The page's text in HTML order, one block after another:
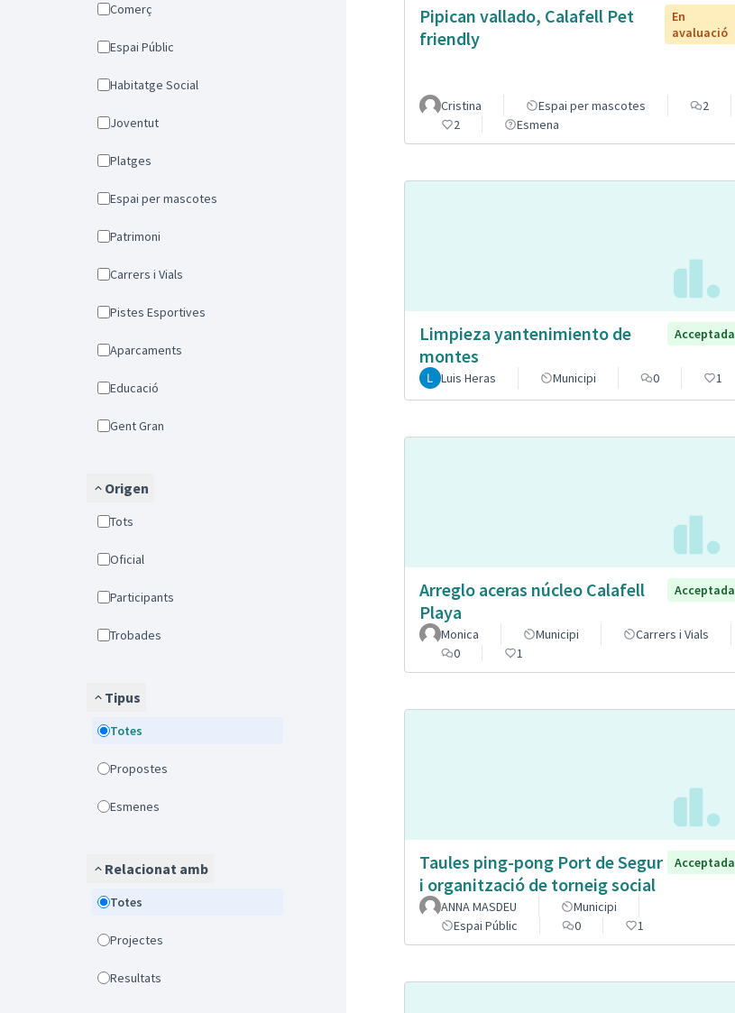
Comerç
Espai Públic
Habitatge Social
Joventut
Platges
Espai per mascotes
Patrimoni
Carrers i Vials
Pistes Esportives
Aparcaments
Educació
Gent Gran
Origen
Tots
Oficial
Participants
Trobades
Tipus
Totes
Propostes
Esmenes
Relacionat amb
Totes
Projectes
Resultats
Pipican vallado, Calafell Pet
friendly
En
avaluació
Cristina Espai per mascotes
2
2
Esmena
Limpieza yantenimiento de
montes
Acceptada
Luis Heras Municipi 0 1
Arreglo aceras núcleo Calafell
Playa
Acceptada
Monica Municipi
Carrers i Vials
0
1
Taules ping-pong Port de Segur
i organització de torneig social
Acceptada
ANNA MASDEU
Municipi
Espai Públic
0 1